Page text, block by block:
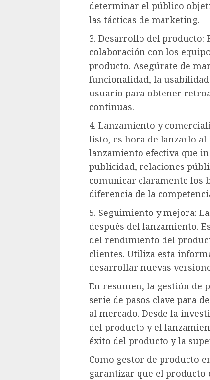
determinar el público
las tácticas de marketing.
3. Desarrollo del producto:
colaboración con los
producto. Asegúrate de
funcionalidad, la usabilidad
usuario para obtener
continuas.
4. Lanzamiento y
listo, es hora de lanzarlo al
lanzamiento efectiva que
publicidad, relaciones
comunicar claramente los
diferencia de la
5. Seguimiento y mejora:
después del lanzamiento.
del rendimiento del
clientes. Utiliza esta
desarrollar nuevas
En resumen, la gestión de
serie de pasos clave para
al mercado. Desde la
del producto y el
éxito del producto y la
Como gestor de producto
garantizar que el producto